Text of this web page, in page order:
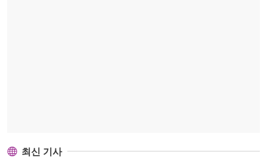
최신 기사